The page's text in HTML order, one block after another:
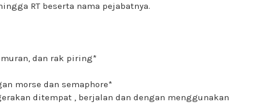
RT beserta nama pejabatnya.
dan rak piring*
morse dan semaphore*
ditempat , berjalan dan dengan menggunakan